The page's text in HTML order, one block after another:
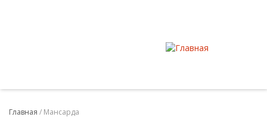
Главная / Мансарда